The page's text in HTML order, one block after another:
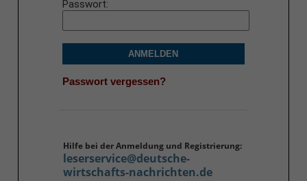
Passwort
ANMELDEN
Passwort vergessen?
Hilfe bei der Anmeldung und Registrierung:
leserservice@deutsche-
wirtschafts-nachrichten.de